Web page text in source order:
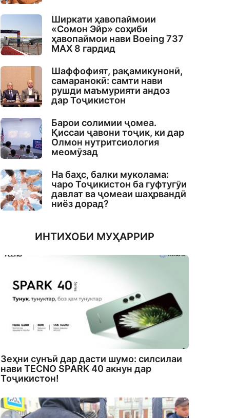
Ширкати ҳавопаймоии
«Сомон Эйр» соҳиби
ҳавопаймои нави Boeing 737
MAX 8 гардид
Шаффофият, рақамикунонӣ,
самаранокӣ: самти нави
рушди маъмурияти андоз
дар Тоҷикистон
Барои солимии ҷомеа.
Қиссаи ҷавони тоҷик, ки дар
Олмон нутритсиология
меомӯзад
На баҳс, балки муколама:
чаро Тоҷикистон ба гуфтугӯи
давлат ва ҷомеаи шаҳрвандӣ
ниёз дорад?
ИНТИХОБИ МУҲАРРИР
Зеҳни сунъӣ дар дасти шумо: силсилаи
нави TECNO SPARK 40 акнун дар
Тоҷикистон!